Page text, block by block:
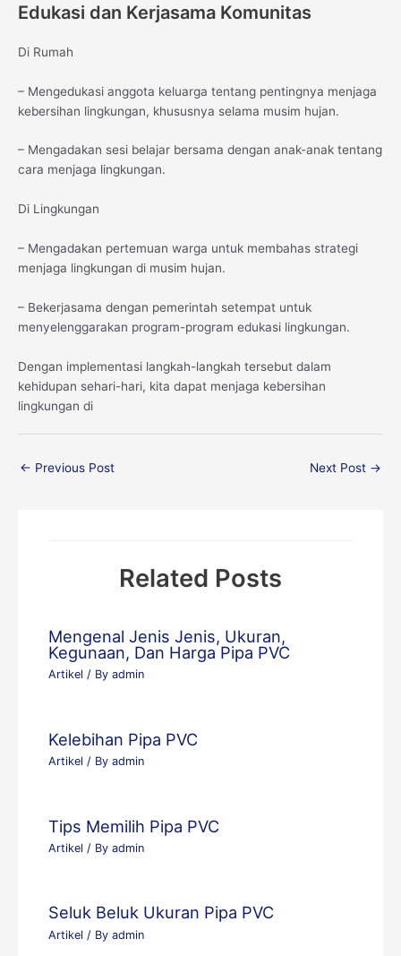
Edukasi dan Kerjasama Komunitas
Di Rumah
– Mengedukasi anggota keluarga tentang pentingnya menjaga
kebersihan lingkungan, khususnya selama musim hujan.
– Mengadakan sesi belajar bersama dengan anak-anak tentang
cara menjaga lingkungan.
Di Lingkungan
– Mengadakan pertemuan warga untuk membahas strategi
menjaga lingkungan di musim hujan.
– Bekerjasama dengan pemerintah setempat untuk
menyelenggarakan program-program edukasi lingkungan.
Dengan implementasi langkah-langkah tersebut dalam
kehidupan sehari-hari, kita dapat menjaga kebersihan
lingkungan di
← Previous Post Next Post →
Related Posts
Mengenal Jenis Jenis, Ukuran,
Kegunaan, Dan Harga Pipa PVC
Artikel / Byadmin
Kelebihan Pipa PVC
Artikel / Byadmin
Tips Memilih Pipa PVC
Artikel / Byadmin
Seluk Beluk Ukuran Pipa PVC
Artikel / Byadmin